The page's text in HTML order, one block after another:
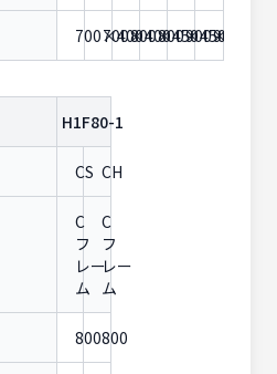
700×400
700×400
800×450
800×450
900×550
H1F80-1
CS CH
C
フ
レー
ム
C
フ
レー
ム
800800